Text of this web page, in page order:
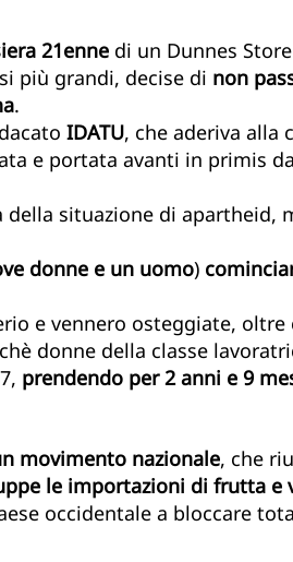
21enne di un Dunnes
più grandi, decise di non
.
IDATU, che aderiva alla
e portata avanti in primis
della situazione di apartheid,
donne e un uomo)
e vennero osteggiate, oltre
donne della classe
prendendo per 2 anni e 9
movimento nazionale, che
le importazioni di frutta e
occidentale a bloccare